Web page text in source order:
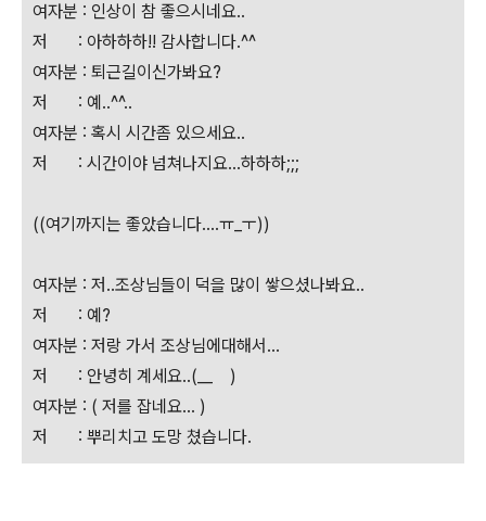
여자분 : 인상이 참 좋으시네요..
저 : 아하하하!! 감사합니다.^^
여자분 : 퇴근길이신가봐요?
저 : 예..^^..
여자분 : 혹시 시간좀 있으세요..
저 : 시간이야 넘쳐나지요...하하하;;;
((여기까지는 좋았습니다....ㅠ_ㅜ))
여자분 : 저..조상님들이 덕을 많이 쌓으셨나봐요..
저 : 예?
여자분 : 저랑 가서 조상님에대해서...
저 : 안녕히 계세요..(__ )
여자분 : ( 저를 잡네요... )
저 : 뿌리치고 도망 쳤습니다.